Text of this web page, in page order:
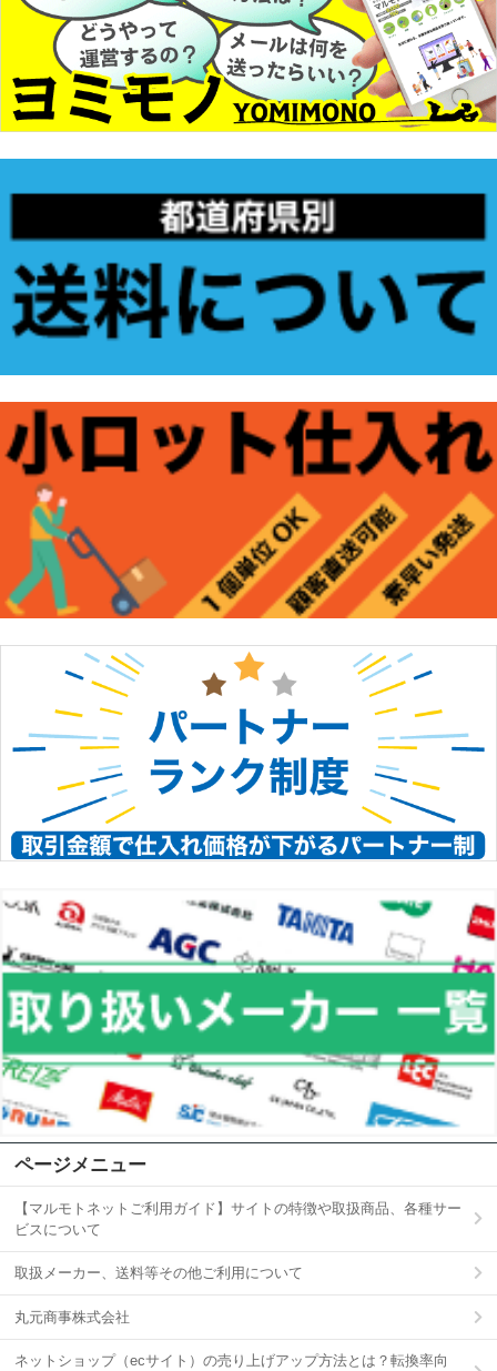
ページメニュー
【マルモトネットご利用ガイド】サイトの特徴や取扱商品、各種サー
ビスについて
取扱メーカー、送料等その他ご利用について
丸元商事株式会社
ネットショップ（ecサイト）の売り上げアップ方法とは？転換率向